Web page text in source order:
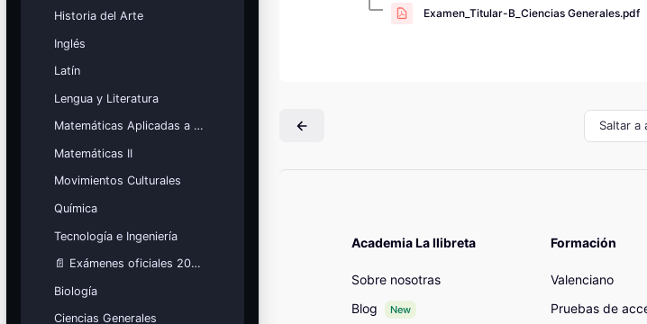
Bloques
Historia del Arte
Inglés
Latín
Lengua y Literatura
Matemáticas Aplicadas a las Ciencias Sociales
Matemáticas II
Movimientos Culturales
Química
Tecnología e Ingeniería
📄 Exámenes oficiales 2026
Biología
Ciencias Generales
Examen_Titular-B_Ciencias Generales.pdf
Saltar a
Academia La llibreta
Sobre nosotras
Blog
New
Formación
Valenciano
Pruebas de